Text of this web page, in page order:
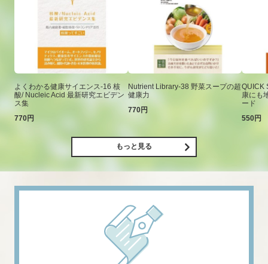
よくわかる健康サイエンス-16 核
酸/ Nucleic Acid 最新研究エビデン
ス集
770円
Nutrient Library-38 野菜スープの超
健康力
770円
QUICK
康にも
ード
550円
もっと見る